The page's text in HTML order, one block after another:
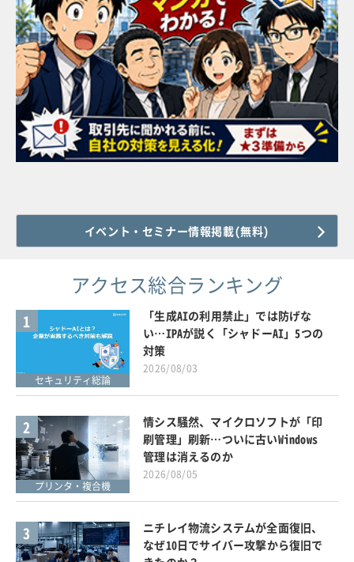
イベント・セミナー情報掲載(無料)
アクセス総合ランキング
1
セキュリティ総論
「生成AIの利用禁止」では防げな
い…IPAが説く「シャドーAI」5つの
対策
2026/08/03
2
プリンタ・複合機
情シス騒然、マイクロソフトが「印
刷管理」刷新…ついに古いWindows
管理は消えるのか
2026/08/05
3
ニチレイ物流システムが全面復旧、
なぜ10日でサイバー攻撃から復旧で